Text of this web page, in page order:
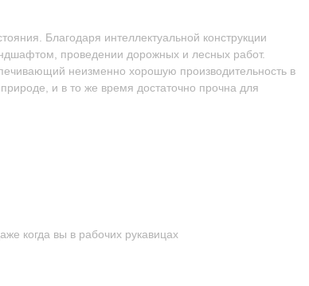
Благодаря интеллектуальной конструкции
проведении дорожных и лесных работ.
неизменно хорошую производительность в
и в то же время достаточно прочна для
когда вы в рабочих рукавицах